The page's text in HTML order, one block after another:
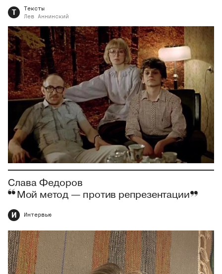
Т
Тексты
Лев
Аннинский
Слава Федоров
Мой метод — против репрезентации
И Интервью